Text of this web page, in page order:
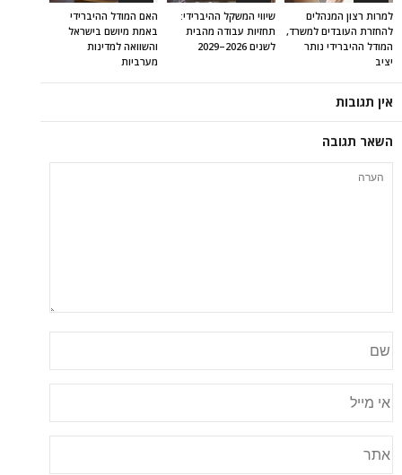
האם המודל ההיברידי
באמת מיושם בישראל
והשוואה למדינות
מערביות
שיווי המשקל ההיברידי:
תחזיות עבודה מהבית
לשנים 2026–2029
למרות רצון המנהלים
להחזרת העובדים למשרד,
המודל ההיברידי נותר
יציב
אין תגובות
השאר תגובה